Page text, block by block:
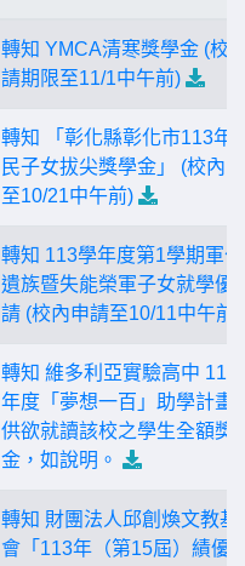
轉知 YMCA清寒獎學金 (校
請期限至11/1中午前)
轉知 「彰化縣彰化市113年
民子女拔尖獎學金」 (校內
至10/21中午前)
轉知 113學年度第1學期軍
遺族暨失能榮軍子女就學優
請 (校內申請至10/11中午前)
轉知 維多利亞實驗高中 114
年度「夢想一百」助學計畫
供欲就讀該校之學生全額獎
金，如說明。
轉知 財團法人邱創煥文教基
會「113年（第15屆）績優